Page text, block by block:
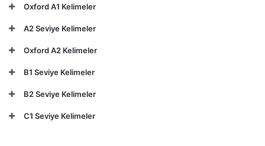
Oxford A1 Kelimeler
A2 Seviye Kelimeler
Oxford A2 Kelimeler
B1 Seviye Kelimeler
B2 Seviye Kelimeler
C1 Seviye Kelimeler